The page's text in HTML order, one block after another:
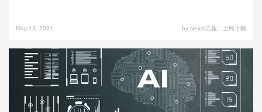
May 13, 2021 by Nexal広報、上島千鶴